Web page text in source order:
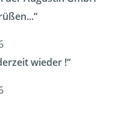
wieder !